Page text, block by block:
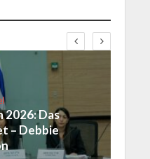
2026: Das
– Debbie